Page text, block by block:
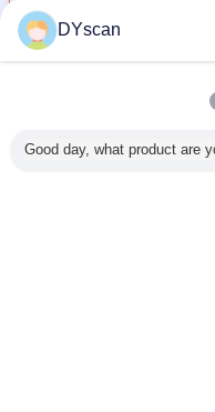
多くレーザーバーコード
DYscan
Good day, what product are